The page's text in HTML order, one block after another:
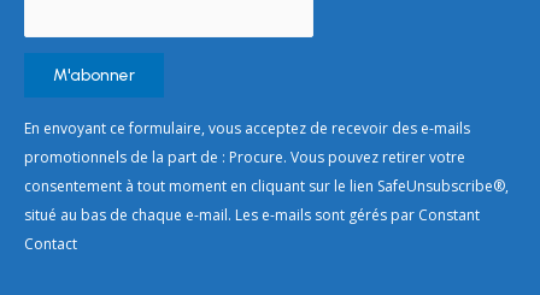
Constant
Contact
Use.
Please
leave
En envoyant ce formulaire, vous acceptez de recevoir des e-mails
promotionnels de la part de : Procure. Vous pouvez retirer votre
consentement à tout moment en cliquant sur le lien SafeUnsubscribe®,
situé au bas de chaque e-mail. Les e-mails sont gérés par Constant
Contact